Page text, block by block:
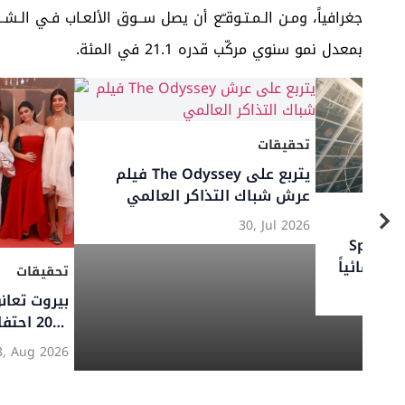
بمعدل نمو سنوي مركّب قدره 21.1 في المئة.
تحقيقات
سوق السلع الفاخرة العالمي يتجه 2026… أرقام قياسية،
الإقصائية